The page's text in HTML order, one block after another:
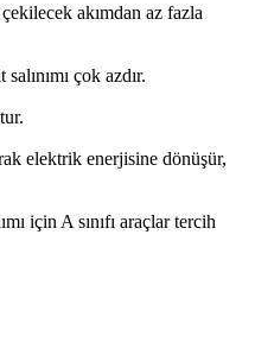
akımdan az fazla
çok azdır.
elektrik enerjisine dönüşür,
için A sınıfı araçlar tercih